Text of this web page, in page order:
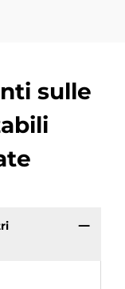
sulle